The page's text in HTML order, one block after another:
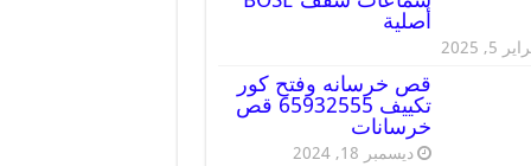
أصلية
5, 2025
قص خرسانه وفتح كور
تكييف 65932555 قص
خرسانات
ديسمبر 18, 2024